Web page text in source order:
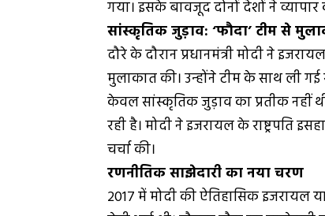
गया। इसके बावजूद दोनों देशों ने
सांस्कृतिक जुड़ाव: ‘फौदा’ टीम से
दौरे के दौरान प्रधानमंत्री मोदी ने
मुलाकात की। उन्होंने टीम के साथ ली
केवल सांस्कृतिक जुड़ाव का प्रतीक नहीं
रही है। मोदी ने इजरायल के राष्ट्रपति
चर्चा की।
रणनीतिक साझेदारी का नया चरण
2017 में मोदी की ऐतिहासिक इजरायल